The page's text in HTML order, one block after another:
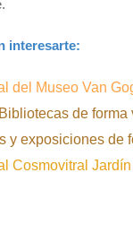
interesarte:
del Museo Van
de
y exposiciones de
Cosmovitral